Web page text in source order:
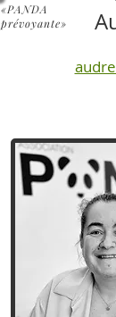
«PANDA
prévoyante»